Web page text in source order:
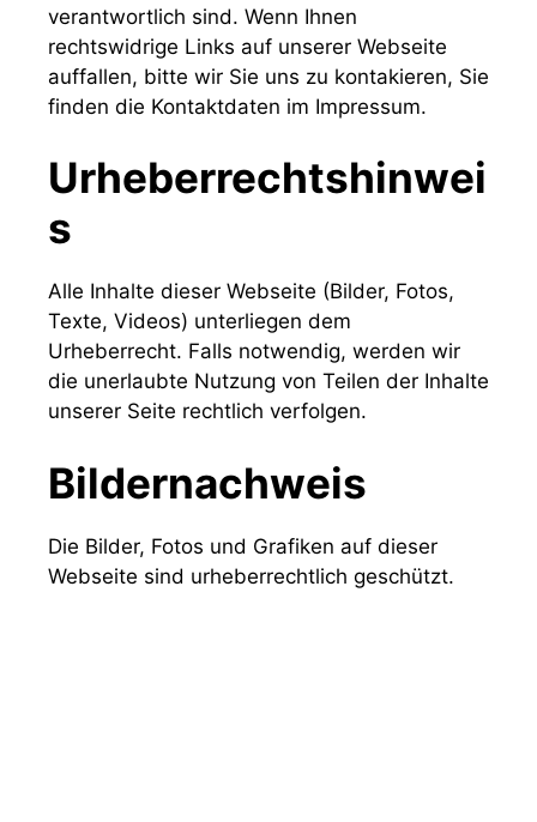
verantwortlich sind. Wenn Ihnen
rechtswidrige Links auf unserer Webseite
auffallen, bitte wir Sie uns zu kontakieren, Sie
finden die Kontaktdaten im Impressum.
Urheberrechtshinwei
s
Alle Inhalte dieser Webseite (Bilder, Fotos,
Texte, Videos) unterliegen dem
Urheberrecht. Falls notwendig, werden wir
die unerlaubte Nutzung von Teilen der Inhalte
unserer Seite rechtlich verfolgen.
Bildernachweis
Die Bilder, Fotos und Grafiken auf dieser
Webseite sind urheberrechtlich geschützt.